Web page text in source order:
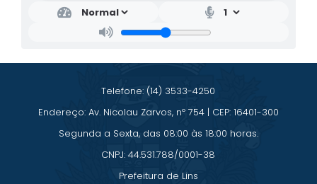
Relação dos Itinerários do Transporte Público
Saneamento Básico de Lins
Junta Militar
Telefone: (14) 3533-4250
Endereço: Av. Nicolau Zarvos, nº 754 | CEP: 16401-300
Segunda a Sexta, das 08:00 às 18:00 horas.
CNPJ: 44.531.788/0001-38
Prefeitura de Lins